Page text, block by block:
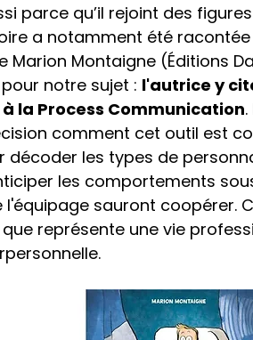
parce qu’il rejoint des
a notamment été racontée
Marion Montaigne (Éditions
notre sujet : l'autrice y
la Process Communication
comment cet outil est
décoder les types de
les comportements
sauront coopérer.
représente une vie